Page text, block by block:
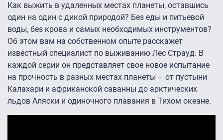
Как выжить в удаленных местах планеты, оставшись
один на один с дикой природой? Без еды и питьевой
воды, без крова и самых необходимых инструментов?
Об этом вам на собственном опыте расскажет
известный специалист по выживанию Лес Страуд. В
каждой серии он представляет свое новое испытание
на прочность в разных местах планеты – от пустыни
Калахари и африканской саванны до арктических
льдов Аляски и одиночного плавания в Тихом океане.